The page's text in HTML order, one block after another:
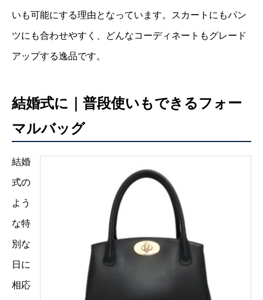
いも可能にする理由となっています。スカートにもパン
ツにも合わせやすく、どんなコーディネートもグレード
アップする逸品です。
結婚式に｜普段使いもできるフォー
マルバッグ
結婚
式の
よう
な特
別な
日に
相応